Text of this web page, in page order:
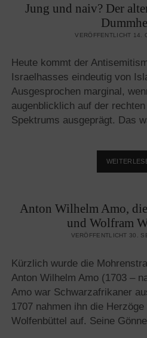
Jung und naiv? Der
VERÖFFENTLICHT 14.
Heute kommt der
Israelhasses eindeutig von
Ausgesprochen marginal,
augenblicklich auf der
Spektrums ausgeprägt. Das
Anton Wilhelm Amo,
und Wolfram
VERÖFFENTLICHT 30.
Kürzlich wurde die
Anton Wilhelm Amo (1703 –
Amo war Schwarzafrikaner
1707 nahmen ihn die
Wolfenbüttel auf. Seine